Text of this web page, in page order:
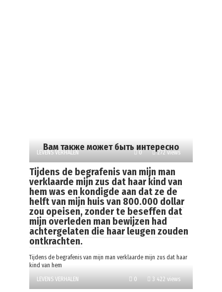
Вам также может быть интересно
LEVENS VERHALEN 0 272 views
Tijdens de begrafenis van mijn man
verklaarde mijn zus dat haar kind van
hem was en kondigde aan dat ze de
helft van mijn huis van 800.000 dollar
zou opeisen, zonder te beseffen dat
mijn overleden man bewijzen had
achtergelaten die haar leugen zouden
ontkrachten.
Tijdens de begrafenis van mijn man verklaarde mijn zus dat haar
kind van hem
LEVENS VERHALEN
0 3 422 views